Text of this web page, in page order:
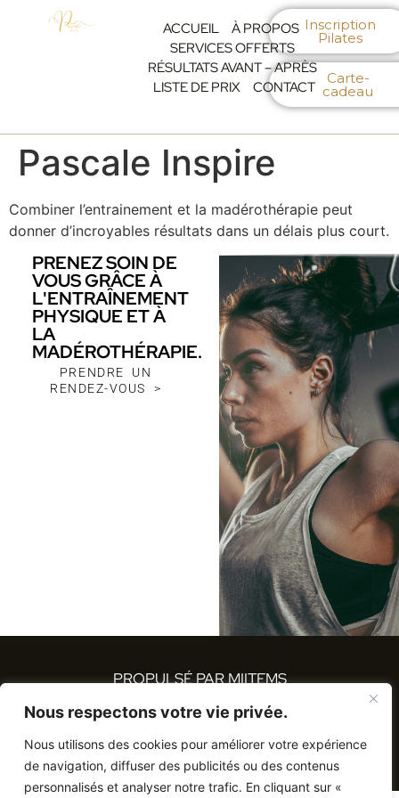
Nous respectons votre vie privée.
Nous utilisons des cookies pour améliorer votre expérience
de navigation, diffuser des publicités ou des contenus
personnalisés et analyser notre trafic. En cliquant sur «
ACCUEIL
À PROPOS
SERVICES OFFERTS
RÉSULTATS AVANT – APRÈS
LISTE DE PRIX
CONTACT
Inscription
Pilates
Carte-
cadeau
Pascale Inspire
Combiner l’entrainement et la madérothérapie peut
donner d’incroyables résultats dans un délais plus court.
PRENEZ SOIN DE
VOUS GRÂCE À
L'ENTRAÎNEMENT
PHYSIQUE ET À
LA
MADÉROTHÉRAPIE.
PRENDRE UN
RENDEZ-VOUS >
PROPULSÉ PAR MIITEMS
TOUS DROITS RÉSERVÉS 2023